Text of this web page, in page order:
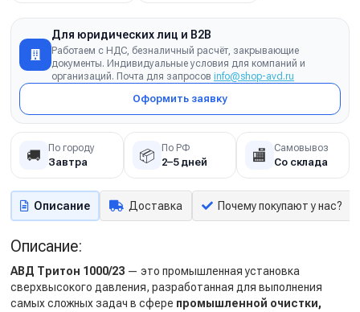
Для юридических лиц и B2B
Работаем с НДС, безналичный расчёт, закрывающие
документы. Индивидуальные условия для компаний и
организаций. Почта для запросов info@shop-avd.ru
Оформить заявку
🚚 По городу
Завтра 📦 По РФ
2–5 дней 🏬 Самовывоз
Со склада
Описание Доставка Почему покупают у нас?
Описание:
АВД Тритон 1000/23 — это промышленная установка
сверхвысокого давления, разработанная для выполнения
самых сложных задач в сфере промышленной очистки,